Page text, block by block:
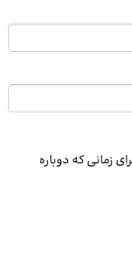
زمانی که دوباره